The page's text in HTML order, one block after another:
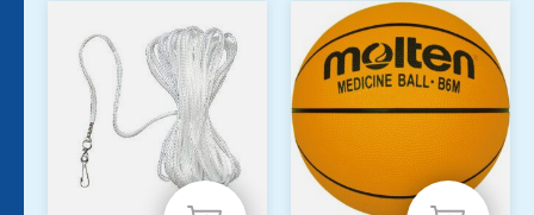
Dieses
Produkt
weist
mehrere
Varianten
Optionen
können